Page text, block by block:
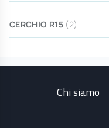
CERCHIO R15 (2)
Chi siamo